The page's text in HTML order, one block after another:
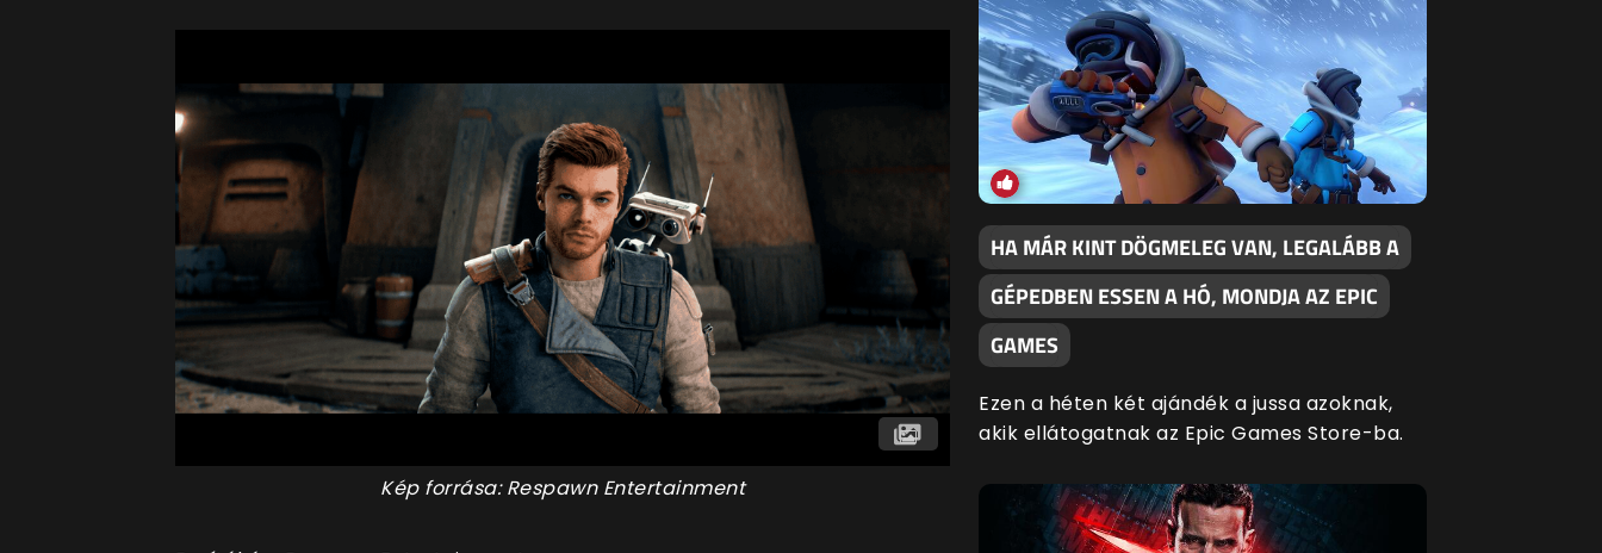
Kép forrása: Respawn Entertainment
HA MÁR KINT DÖGMELEG VAN, LEGALÁBB A
GÉPEDBEN ESSEN A HÓ, MONDJA AZ EPIC
GAMES
Ezen a héten két ajándék a jussa azoknak,
akik ellátogatnak az Epic Games Store-ba.